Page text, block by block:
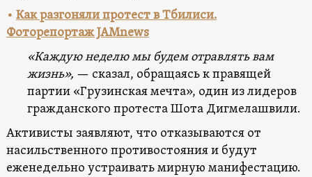
• Как разгоняли протест в Тбилиси.
Фоторепортаж JAMnews
«Каждую неделю мы будем отравлять вам
жизнь», — сказал, обращаясь к правящей
партии «Грузинская мечта», один из лидеров
гражданского протеста Шота Дигмелашвили.
Активисты заявляют, что отказываются от
насильственного противостояния и будут
еженедельно устраивать мирную манифестацию.